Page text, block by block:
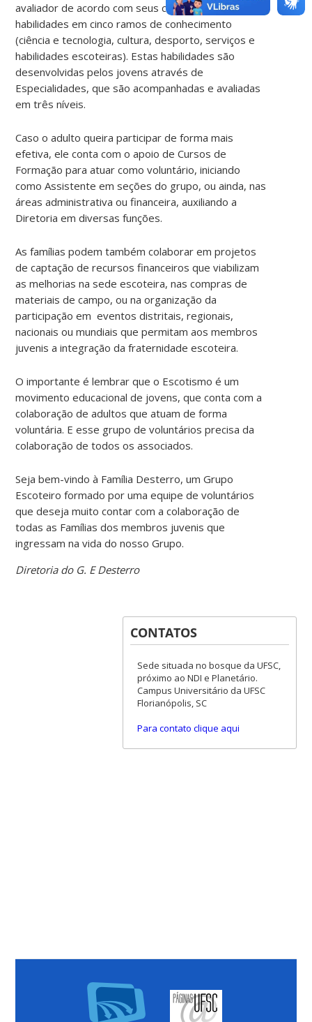
avaliador de acordo com seus conhecimentos e
habilidades em cinco ramos de conhecimento
(ciência e tecnologia, cultura, desporto, serviços e
habilidades escoteiras). Estas habilidades são
desenvolvidas pelos jovens através de
Especialidades, que são acompanhadas e avaliadas
em três níveis.
Caso o adulto queira participar de forma mais
efetiva, ele conta com o apoio de Cursos de
Formação para atuar como voluntário, iniciando
como Assistente em seções do grupo, ou ainda, nas
áreas administrativa ou financeira, auxiliando a
Diretoria em diversas funções.
As famílias podem também colaborar em projetos
de captação de recursos financeiros que viabilizam
as melhorias na sede escoteira, nas compras de
materiais de campo, ou na organização da
participação em eventos distritais, regionais,
nacionais ou mundiais que permitam aos membros
juvenis a integração da fraternidade escoteira.
O importante é lembrar que o Escotismo é um
movimento educacional de jovens, que conta com a
colaboração de adultos que atuam de forma
voluntária. E esse grupo de voluntários precisa da
colaboração de todos os associados.
Seja bem-vindo à Família Desterro, um Grupo
Escoteiro formado por uma equipe de voluntários
que deseja muito contar com a colaboração de
todas as Famílias dos membros juvenis que
ingressam na vida do nosso Grupo.
Diretoria do G. E Desterro
CONTATOS
Sede situada no bosque da UFSC,
próximo ao NDI e Planetário.
Campus Universitário da UFSC
Florianópolis, SC
Para contato clique aqui